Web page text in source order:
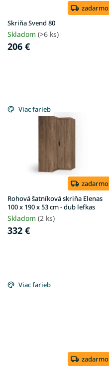
u
k
t
o
zadarmo
Skriňa Svend 80
Skladom (>6 ks)
206 €
Viac farieb
zadarmo
Rohová šatníková skriňa Elenas
100 x 190 x 53 cm - dub lefkas
Skladom (2 ks)
332 €
Viac farieb
zadarmo